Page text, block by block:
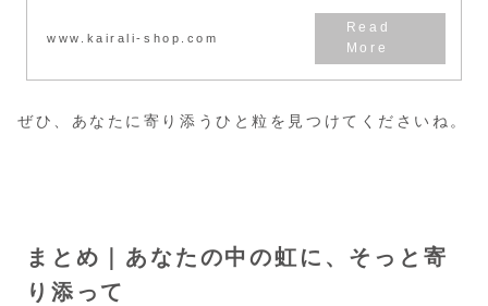
www.kairali-shop.com
ぜひ、あなたに寄り添うひと粒を見つけてくださいね。
まとめ｜あなたの中の虹に、そっと寄
り添って